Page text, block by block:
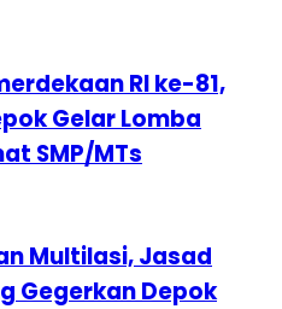
RI ke-81,
Gelar Lomba
SMP/MTs
Multilasi, Jasad
Gegerkan Depok